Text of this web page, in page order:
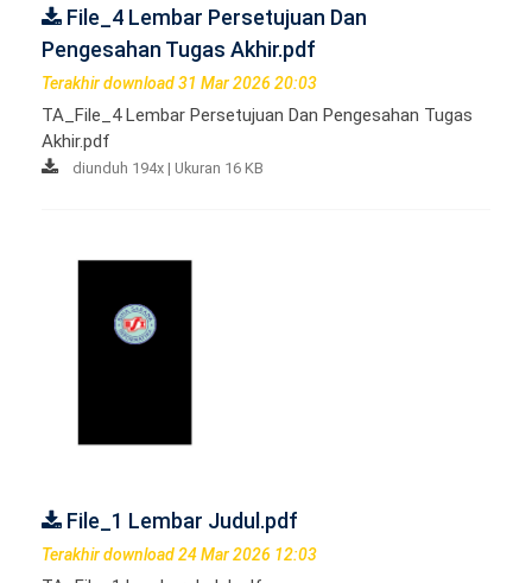
File_4 Lembar Persetujuan Dan
Pengesahan Tugas Akhir.pdf
Terakhir download 31 Mar 2026 20:03
TA_File_4 Lembar Persetujuan Dan Pengesahan Tugas
Akhir.pdf
diunduh 194x | Ukuran 16 KB
File_1 Lembar Judul.pdf
Terakhir download 24 Mar 2026 12:03